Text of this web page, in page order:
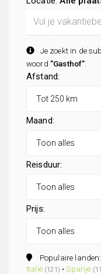
Je zoekt in de
woord "Gasthof"
Afstand:
Maand:
Reisduur:
Prijs:
Populaire landen:
Italië (121) •Spanje